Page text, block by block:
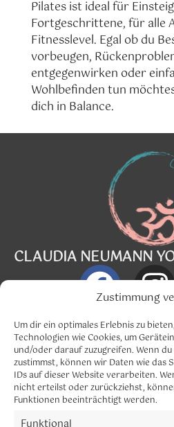
Zustimmung
Um dir ein optimales Erlebnis zu
Technologien wie Cookies, um
und/oder darauf zuzugreifen. Wenn
zustimmst, können wir Daten wie das
IDs auf dieser Website verarbeiten.
nicht erteilst oder zurückziehst,
Funktionen beeinträchtigt werden.
Pilates ist ideal für
Fortgeschrittene, für alle
Fitnesslevel. Egal ob du
vorbeugen,
entgegenwirken oder
Wohlbefinden tun
dich in Balance.
CLAUDIA NEUMANN
Menü